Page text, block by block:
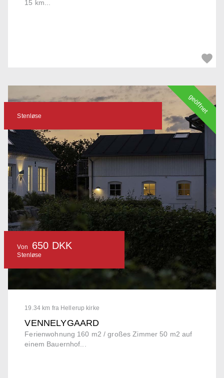
15 km...
19.34 km fra Hellerup kirke
VENNELYGAARD
Ferienwohnung 160 m2 / großes Zimmer 50 m2 auf
einem Bauernhof...
Stenløse
Von 650 DKK
Stenløse
geöffnet